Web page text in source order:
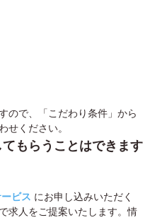
ので、「こだわり条件」から
せください。
もらうことはできます
ビス にお申し込みいただく
求人をご提案いたします。情